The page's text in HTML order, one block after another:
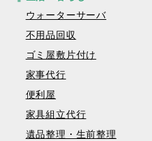
ウォーターサーバ
不用品回収
ゴミ屋敷片付け
家事代行
便利屋
家具組立代行
遺品整理・生前整理